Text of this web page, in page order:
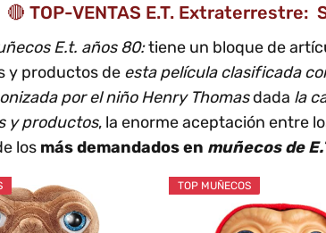
🔴 TOP-VENTAS E.T. Extraterrestre:
E.t. años 80:tiene un bloque de
y productos de esta película clasificada
por el niño Henry Thomasdada la
y productos, la enorme aceptación entre
los más demandados en muñecos de
TOP MUÑECOS